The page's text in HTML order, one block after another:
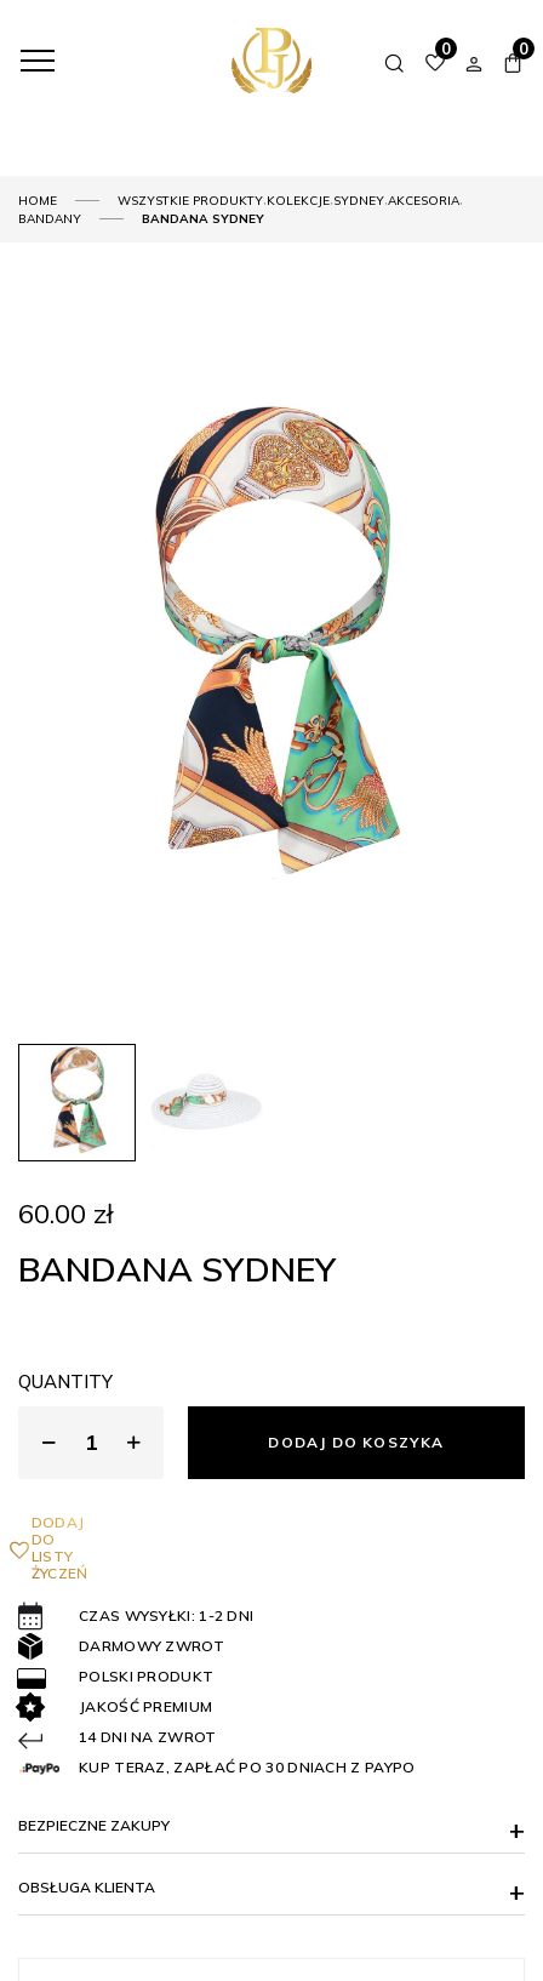
0 0
HOME WSZYSTKIE PRODUKTY,KOLEKCJE,SYDNEY,AKCESORIA,
BANDANY
BANDANA SYDNEY
60.00 zł
BANDANA SYDNEY
QUANTITY
DODAJ DO KOSZYKA
DODAJ
DO
LISTY
ŻYCZEŃ
CZAS WYSYŁKI: 1-2 DNI
DARMOWY ZWROT
POLSKI PRODUKT
JAKOŚĆ PREMIUM
14 DNI NA ZWROT
KUP TERAZ, ZAPŁAĆ PO 30 DNIACH Z PAYPO
BEZPIECZNE ZAKUPY
OBSŁUGA KLIENTA